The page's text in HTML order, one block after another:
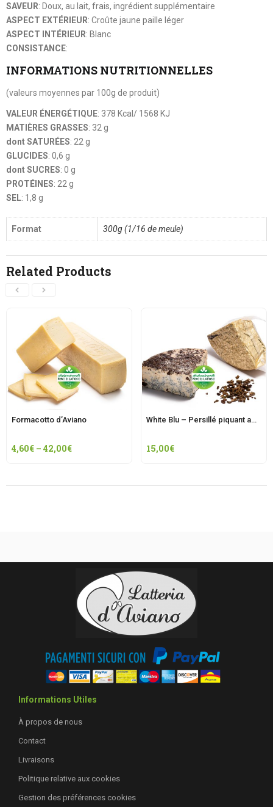
SAVEUR: Doux, au lait, frais, ingrédient supplémentaire
ASPECT EXTÉRIEUR: Croûte jaune paille léger
ASPECT INTÉRIEUR: Blanc
CONSISTANCE:
INFORMATIONS NUTRITIONNELLES
(valeurs moyennes par 100g de produit)
VALEUR ÉNERGÉTIQUE: 378 Kcal/ 1568 KJ
MATIÈRES GRASSES: 32 g
dont SATURÉES: 22 g
GLUCIDES: 0,6 g
dont SUCRES: 0 g
PROTÉINES: 22 g
SEL: 1,8 g
Format 300g (1/16 de meule)
Related Products
Formacotto d’Aviano
4,60€ – 42,00€
White Blu – Persillé piquant affiné aux baies blanches
15,00€
Informations Utiles
À propos de nous
Contact
Livraisons
Politique relative aux cookies
Gestion des préférences cookies